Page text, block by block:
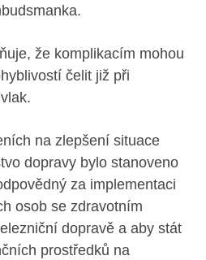
že komplikacím mohou
čelit již při
na zlepšení situace
dopravy bylo stanoveno
za implementaci
osob se zdravotním
dopravě a aby stát
prostředků na